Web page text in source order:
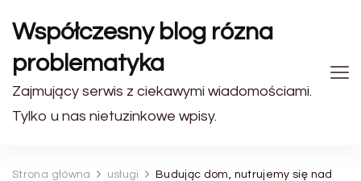
Współczesny blog rózna
problematyka
Zajmujący serwis z ciekawymi wiadomościami.
Tylko u nas nietuzinkowe wpisy.
Strona główna usługi
Budując dom, nutrujemy się nad